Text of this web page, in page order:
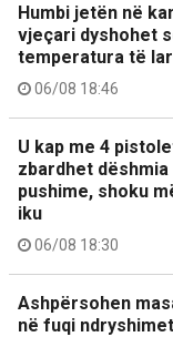
Humbi jetën në
vjeçari dyshohet
temperatura të
06/08 18:46
U kap me 4
zbardhet
pushime, shoku
iku
06/08 18:30
Ashpërsohen
në fuqi